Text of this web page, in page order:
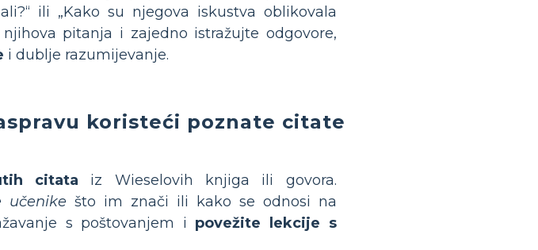
ili „Kako su njegova iskustva oblikovala
njihova pitanja i zajedno istražujte odgovore,
i dublje razumijevanje.
koristeći poznate citate
citata iz Wieselovih knjiga ili govora.
učenike što im znači ili kako se odnosi na
s poštovanjem i povežite lekcije s